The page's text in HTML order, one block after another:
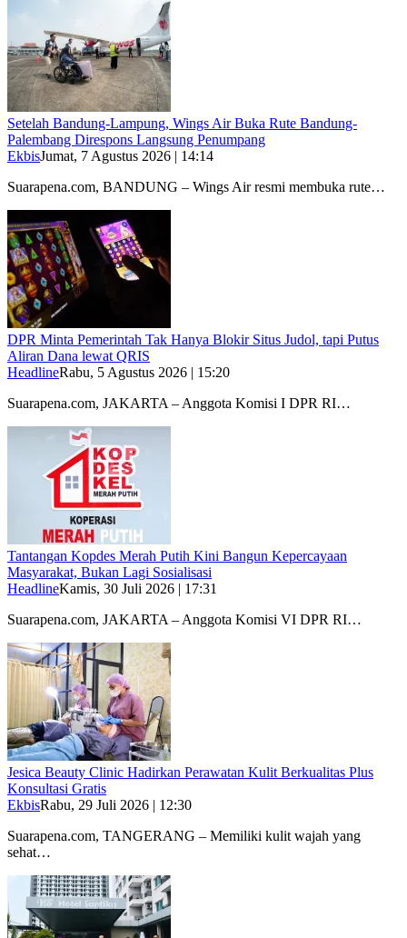
Setelah Bandung-Lampung, Wings Air Buka Rute Bandung-
Palembang Direspons Langsung Penumpang
EkbisJumat, 7 Agustus 2026 | 14:14
Suarapena.com, BANDUNG – Wings Air resmi membuka rute…
DPR Minta Pemerintah Tak Hanya Blokir Situs Judol, tapi Putus
Aliran Dana lewat QRIS
HeadlineRabu, 5 Agustus 2026 | 15:20
Suarapena.com, JAKARTA – Anggota Komisi I DPR RI…
Tantangan Kopdes Merah Putih Kini Bangun Kepercayaan
Masyarakat, Bukan Lagi Sosialisasi
HeadlineKamis, 30 Juli 2026 | 17:31
Suarapena.com, JAKARTA – Anggota Komisi VI DPR RI…
Jesica Beauty Clinic Hadirkan Perawatan Kulit Berkualitas Plus
Konsultasi Gratis
EkbisRabu, 29 Juli 2026 | 12:30
Suarapena.com, TANGERANG – Memiliki kulit wajah yang
sehat…